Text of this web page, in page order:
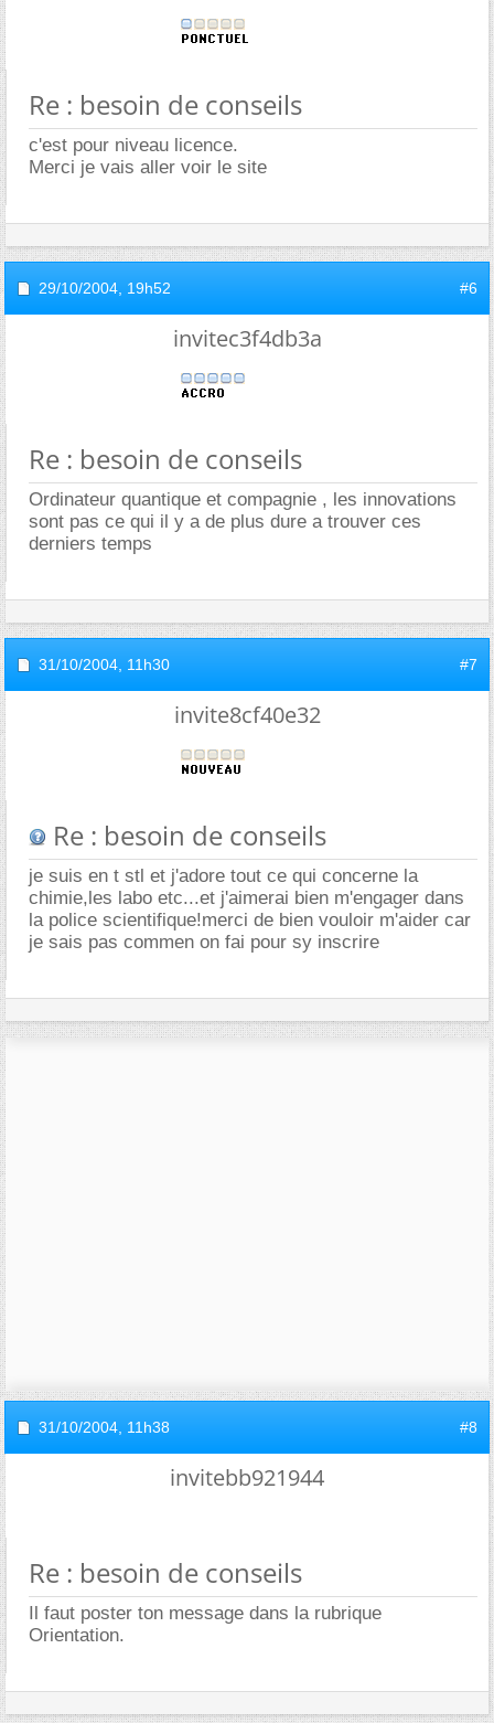
Re : besoin de conseils
c'est pour niveau licence.
Merci je vais aller voir le site
29/10/2004, 19h52 #6
invitec3f4db3a
Re : besoin de conseils
Ordinateur quantique et compagnie , les innovations
sont pas ce qui il y a de plus dure a trouver ces
derniers temps
31/10/2004, 11h30 #7
invite8cf40e32
Re : besoin de conseils
je suis en t stl et j'adore tout ce qui concerne la
chimie,les labo etc...et j'aimerai bien m'engager dans
la police scientifique!merci de bien vouloir m'aider car
je sais pas commen on fai pour sy inscrire
31/10/2004, 11h38 #8
invitebb921944
Re : besoin de conseils
Il faut poster ton message dans la rubrique
Orientation.